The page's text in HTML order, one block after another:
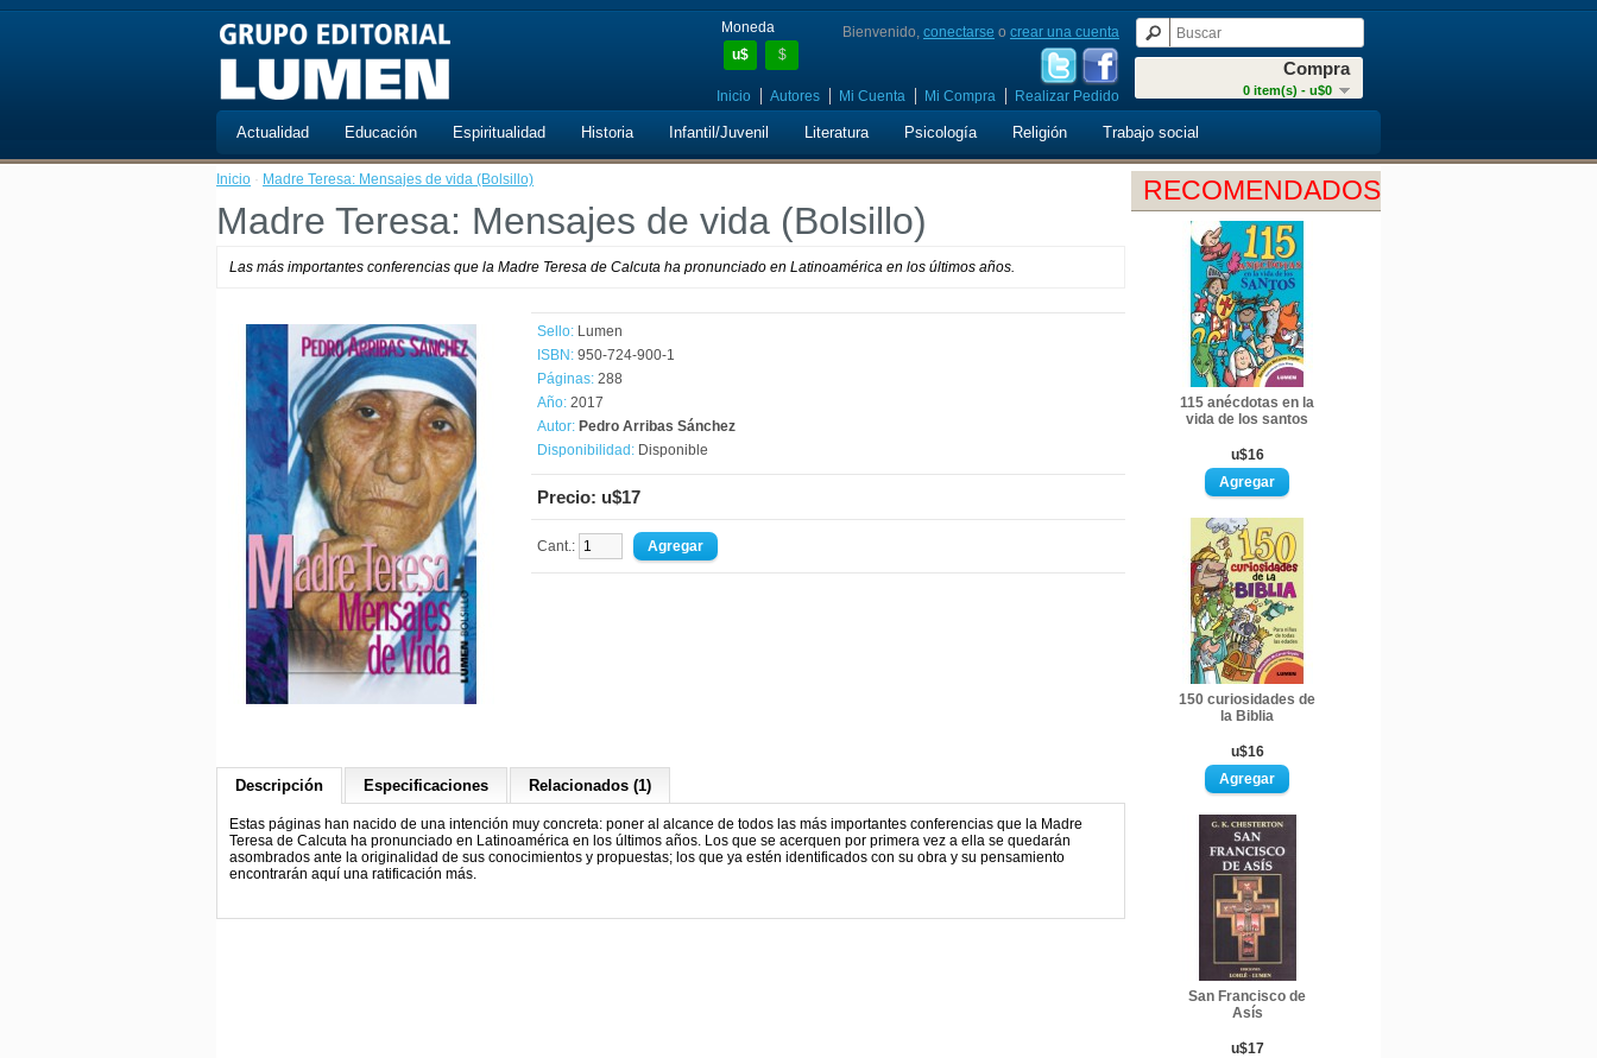
Moneda
u$
$
Compra
0 item(s) - u$0
Bienvenido, conectarse o crear una cuenta
Inicio Autores Mi Cuenta Mi Compra Realizar Pedido
Actualidad Educación Espiritualidad Historia Infantil/Juvenil Literatura Psicología Religión Trabajo social
RECOMENDADOS
115 anécdotas en la
vida de los santos
u$16
150 curiosidades de
la Biblia
u$16
San Francisco de
Asís
u$17
Inicio · Madre Teresa: Mensajes de vida (Bolsillo)
Madre Teresa: Mensajes de vida (Bolsillo)
Las más importantes conferencias que la Madre Teresa de Calcuta ha pronunciado en Latinoamérica en los últimos años.
Sello: Lumen
ISBN: 950-724-900-1
Páginas: 288
Año: 2017
Autor: Pedro Arribas Sánchez
Disponibilidad: Disponible
Precio: u$17
Cant.:
Descripción Especificaciones Relacionados (1)
Estas páginas han nacido de una intención muy concreta: poner al alcance de todos las más importantes conferencias que la Madre
Teresa de Calcuta ha pronunciado en Latinoamérica en los últimos años. Los que se acerquen por primera vez a ella se quedarán
asombrados ante la originalidad de sus conocimientos y propuestas; los que ya estén identificados con su obra y su pensamiento
encontrarán aquí una ratificación más.